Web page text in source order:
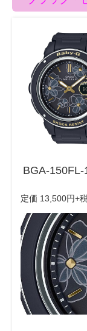
BGA-150FL-
定価 13,500円+